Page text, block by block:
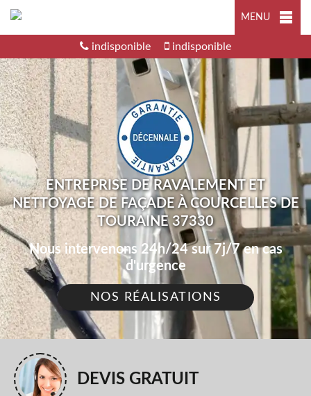
MENU
indisponible indisponible
ENTREPRISE DE RAVALEMENT ET
NETTOYAGE DE FAÇADE À COURCELLES DE
TOURAINE 37330
Nous intervenons 24h/24 sur 7j/7 en cas
d'urgence
NOS RÉALISATIONS
DEVIS GRATUIT